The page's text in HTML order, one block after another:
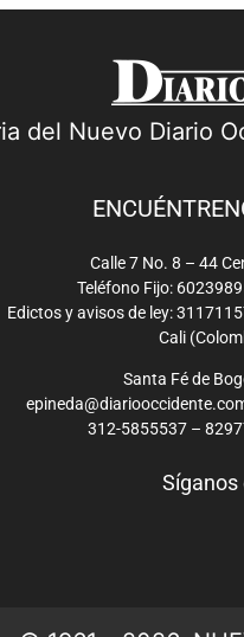
del Nuevo Diario
Calle 7 No. 8 – 44
Teléfono Fijo:
Edictos y avisos de ley:
Cali
Santa Fé de
312-5855537 –
Síganos